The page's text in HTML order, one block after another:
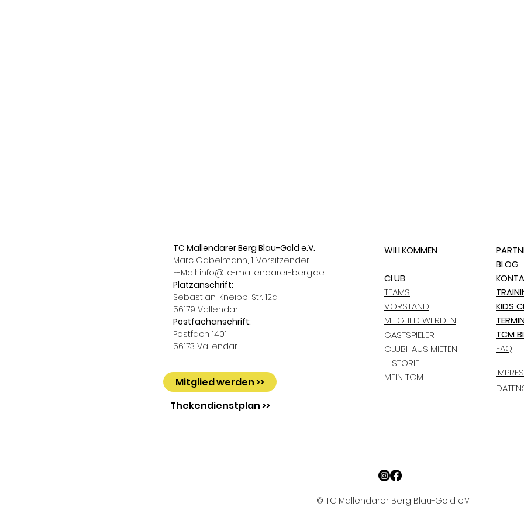
TC Mallendarer Berg Blau-Gold e.V.
Marc Gabelmann, 1. Vorsitzender
E-Mail: info@tc-mallendarer-berg.de
Platzanschrift:
Sebastian-Kneipp-Str. 12a
56179 Vallendar
Postfachanschrift:
Postfach 1401
56173 Vallendar
Mitglied werden >>
WILLKOMMEN
CLUB
TEAMS
MITGLIED WERDEN
VORSTAND
GASTSPIELER
CLUBHAUS MIETEN
HISTORIE
MEIN TCM
Thekendienstplan >>
BLOG
KIDS
TCM
FAQ
© TC Mallendarer Berg Blau-Gold e.V.